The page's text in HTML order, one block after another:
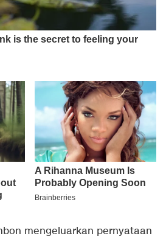
mengeluarkan pernyataan